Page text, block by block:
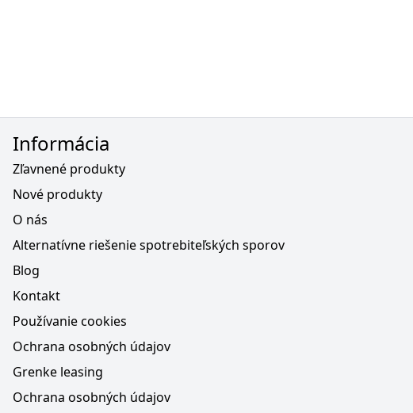
Informácia
Zľavnené produkty
Nové produkty
O nás
Alternatívne riešenie spotrebiteľských sporov
Blog
Kontakt
Používanie cookies
Ochrana osobných údajov
Grenke leasing
Ochrana osobných údajov